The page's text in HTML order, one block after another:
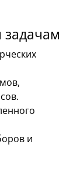
задачам
и